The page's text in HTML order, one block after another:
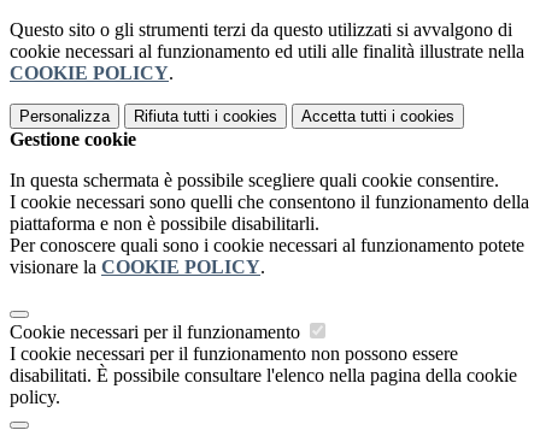
Questo sito o gli strumenti terzi da questo utilizzati si avvalgono di
cookie necessari al funzionamento ed utili alle finalità illustrate nella
COOKIE POLICY.
Personalizza Rifiuta tutti i cookies Accetta tutti i cookies
Gestione cookie
In questa schermata è possibile scegliere quali cookie consentire.
I cookie necessari sono quelli che consentono il funzionamento della
piattaforma e non è possibile disabilitarli.
Per conoscere quali sono i cookie necessari al funzionamento potete
visionare la COOKIE POLICY.
Cookie necessari per il funzionamento
I cookie necessari per il funzionamento non possono essere
disabilitati. È possibile consultare l'elenco nella pagina della cookie
policy.